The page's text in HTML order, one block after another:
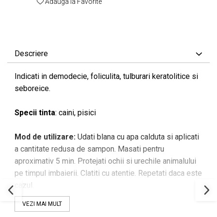
Adauga la Favorite
Descriere
Indicati in demodecie, foliculita, tulburari keratolitice si
seboreice.
Specii tinta: caini, pisici
Mod de utilizare: Udati blana cu apa calduta si aplicati
a cantitate redusa de sampon. Masati pentru
aproximativ 5 min. Protejati ochii si urechile animalului
pe timpul imbaierii. Clatiti cu atentie. Repetati daca este
cazul.
Ingrediente:Apa, Disodium Laureth Sulfosuccintat,
VEZI MAI MULT